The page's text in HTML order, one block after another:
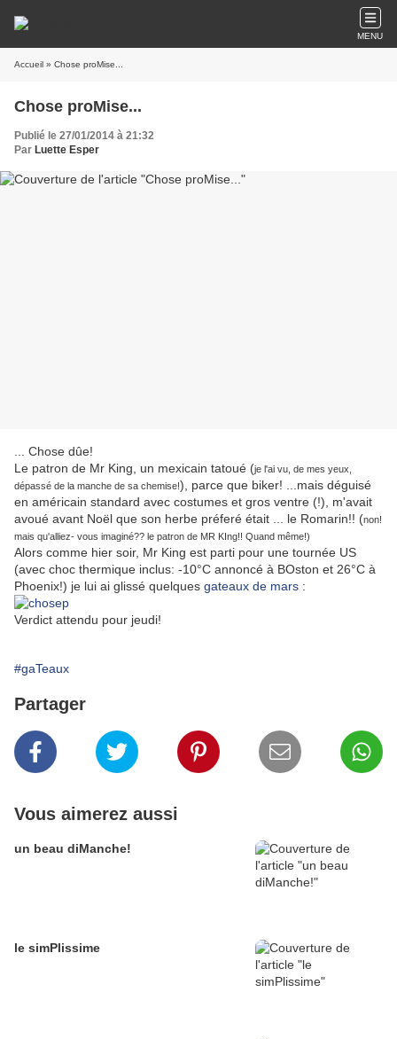
MENU
Accueil » Chose proMise...
Chose proMise...
Publié le 27/01/2014 à 21:32
Par Luette Esper
... Chose dûe!
Le patron de Mr King, un mexicain tatoué (je l'ai vu, de mes yeux,
dépassé de la manche de sa chemise!), parce que biker! ...mais déguisé
en américain standard avec costumes et gros ventre (!), m'avait
avoué avant Noël que son herbe préferé était ... le Romarin!! (non!
mais qu'alliez- vous imaginé?? le patron de MR KIng!! Quand même!)
Alors comme hier soir, Mr King est parti pour une tournée US
(avec choc thermique inclus: -10°C annoncé à BOston et 26°C à
Phoenix!) je lui ai glissé quelques gateaux de mars :
Verdict attendu pour jeudi!
#gaTeaux
Partager
Vous aimerez aussi
un beau diManche!
le simPlissime